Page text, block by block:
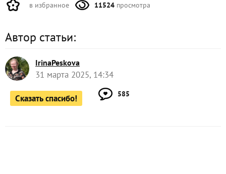
в избранное 11524 просмотра
Автор статьи:
IrinaPeskova
31 марта 2025, 14:34
Сказать спасибо! 585